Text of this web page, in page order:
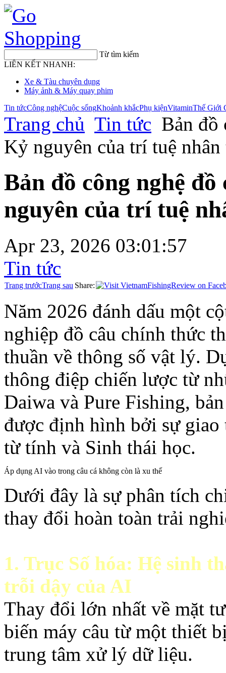
Từ tìm kiếm
LIÊN KẾT NHANH:
Xe & Tàu chuyên dụng
Máy ảnh & Máy quay phim
Tin tứcCông nghệCuộc sốngKhoảnh khắcPhụ kiệnVitaminThế Giới
Trang chủ Tin tức Bản đồ
Kỷ nguyên của trí tuệ
Bản đồ công nghệ
nguyên của trí tuệ
Apr 23, 2026 03:01:57
Tin tức
Trang trướcTrang sau Share:
Năm 2026 đánh dấu một
nghiệp đồ câu chính thức
thuần về thông số vật lý.
thông điệp chiến lược từ
Daiwa và Pure Fishing,
được định hình bởi sự
từ tính và Sinh thái học.
Áp dụng AI vào trong câu cá không còn là xu thế
Dưới đây là sự phân tích
thay đổi hoàn toàn trải
1. Trục Số hóa: Hệ sinh
trỗi dậy của AI
Thay đổi lớn nhất về mặt
biến máy câu từ một thiết
trung tâm xử lý dữ liệu.